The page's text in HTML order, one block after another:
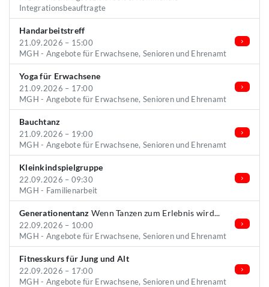
Integrationsbeauftragte
Handarbeitstreff
21.09.2026 – 15:00
MGH - Angebote für Erwachsene, Senioren und Ehrenamt
Yoga für Erwachsene
21.09.2026 – 17:00
MGH - Angebote für Erwachsene, Senioren und Ehrenamt
Bauchtanz
21.09.2026 – 19:00
MGH - Angebote für Erwachsene, Senioren und Ehrenamt
Kleinkindspielgruppe
22.09.2026 – 09:30
MGH - Familienarbeit
Generationentanz Wenn Tanzen zum Erlebnis wird...
22.09.2026 – 10:00
MGH - Angebote für Erwachsene, Senioren und Ehrenamt
Fitnesskurs für Jung und Alt
22.09.2026 – 17:00
MGH - Angebote für Erwachsene, Senioren und Ehrenamt